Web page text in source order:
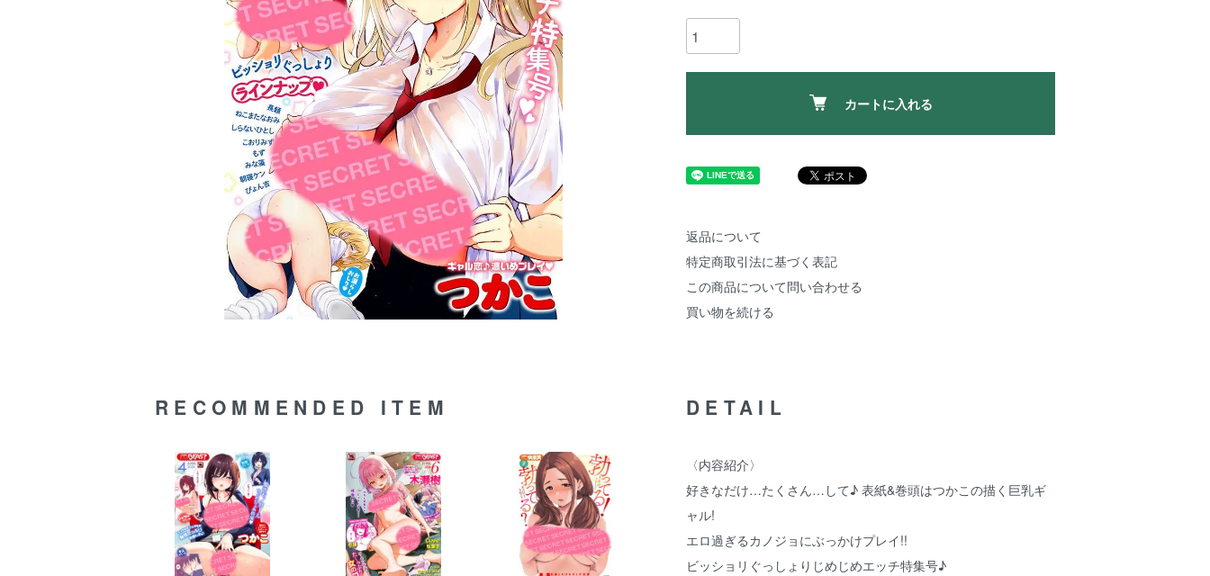
カートに入れる
返品について
特定商取引法に基づく表記
この商品について問い合わせる
買い物を続ける
DETAIL
〈内容紹介〉
好きなだけ…たくさん…して♪ 表紙&巻頭はつかこの描く巨乳ギ
ャル!
エロ過ぎるカノジョにぶっかけプレイ!!
ビッショリぐっしょりじめじめエッチ特集号♪
RECOMMENDED ITEM